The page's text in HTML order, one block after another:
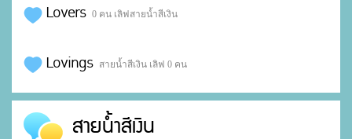
Lovers 0 คน เลิฟสายน้ำสีเงิน
Lovings สายน้ำสีเงิน เลิฟ 0 คน
สายน้ำสีเงิน